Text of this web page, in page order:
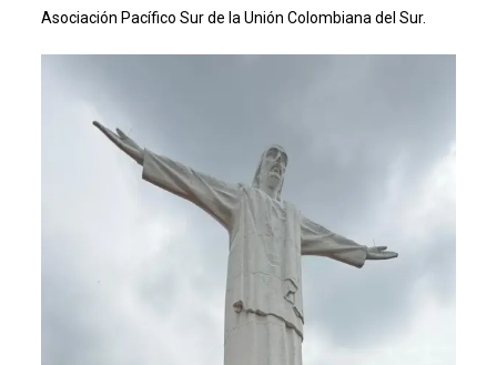
Asociación Pacífico Sur de la Unión Colombiana del Sur.